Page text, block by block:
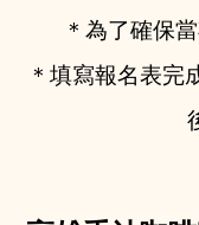
＊為了確保
＊填寫報名表完